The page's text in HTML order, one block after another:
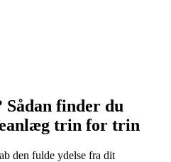
Sådan finder du
trin for trin
den fulde ydelse fra dit